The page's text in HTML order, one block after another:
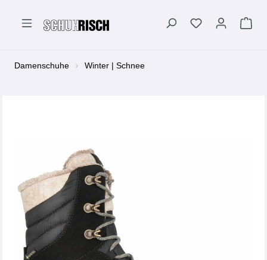
Damenschuhe Winter | Schnee